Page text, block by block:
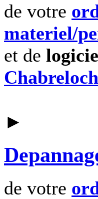
de votre
materiel/
et de
►
de votre